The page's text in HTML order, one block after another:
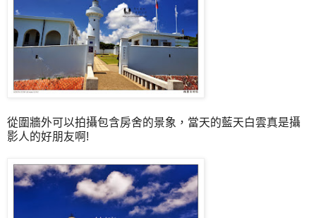
從圍牆外可以拍攝包含房舍的景象，當天的藍天白雲真是攝
影人的好朋友啊!